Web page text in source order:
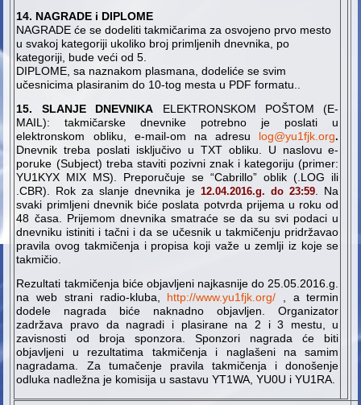
14. NAGRADE i DIPLOME
NAGRADE će se dodeliti takmičarima za osvojeno prvo mesto
u svakoj kategoriji ukoliko broj primljenih dnevnika, po
kategoriji, bude veći od 5.
DIPLOME, sa naznakom plasmana, dodeliće se svim
učesnicima plasiranim do 10-tog mesta u PDF formatu..
15. SLANJE DNEVNIKA ELEKTRONSKOM POŠTOM (E-
MAIL): takmičarske dnevnike potrebno je poslati u
elektronskom obliku, e-mail-om na adresu log@yu1fjk.org.
Dnevnik treba poslati isključivo u TXT obliku. U naslovu e-
poruke (Subject) treba staviti pozivni znak i kategoriju (primer:
YU1KYX MIX MS). Preporučuje se “Cabrillo” oblik (.LOG ili
.CBR). Rok za slanje dnevnika je12.04.2016.g. do 23:59. Na
svaki primljeni dnevnik biće poslata potvrda prijema u roku od
48 časa. Prijemom dnevnika smatraće se da su svi podaci u
dnevniku istiniti i tačni i da se učesnik u takmičenju pridržavao
pravila ovog takmičenja i propisa koji važe u zemlji iz koje se
takmičio.
Rezultati takmičenja biće objavljeni najkasnije do 25.05.2016.g.
na web strani radio-kluba, http://www.yu1fjk.org/ , a termin
dodele nagrada biće naknadno objavljen. Organizator
zadržava pravo da nagradi i plasirane na 2 i 3 mestu, u
zavisnosti od broja sponzora. Sponzori nagrada će biti
objavljeni u rezultatima takmičenja i naglašeni na samim
nagradama. Za tumačenje pravila takmičenja i donošenje
odluka nadležna je komisija u sastavu YT1WA, YU0U i YU1RA.